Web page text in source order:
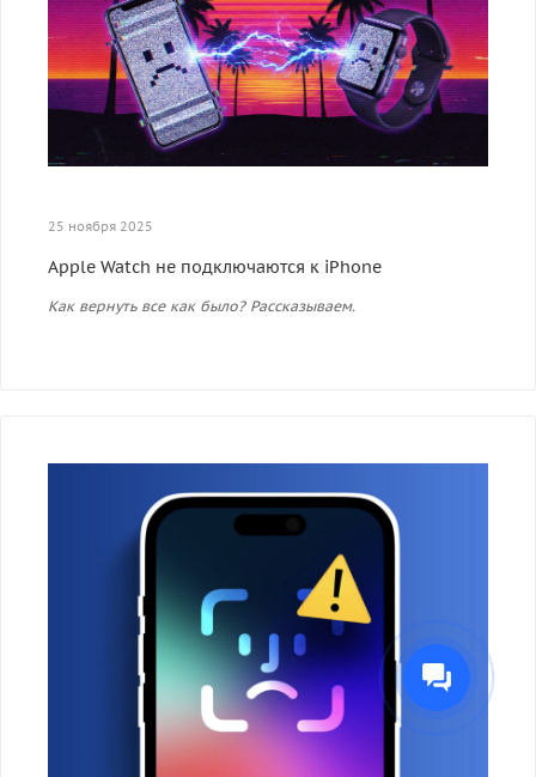
25 ноября 2025
Apple Watch не подключаются к iPhone
Как вернуть все как было? Рассказываем.